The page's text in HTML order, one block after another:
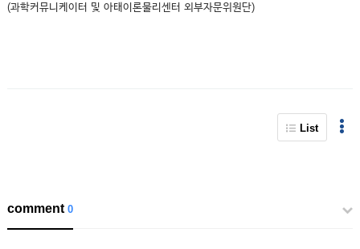
(과학커뮤니케이터 및 아태이론물리센터 외부자문위원단)
List
comment0